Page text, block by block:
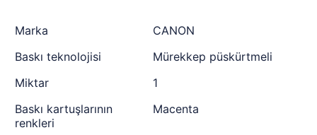
Marka
CANON
Baskı teknolojisi
Mürekkep püskürtmeli
Miktar
1
Baskı kartuşlarının
renkleri
Macenta